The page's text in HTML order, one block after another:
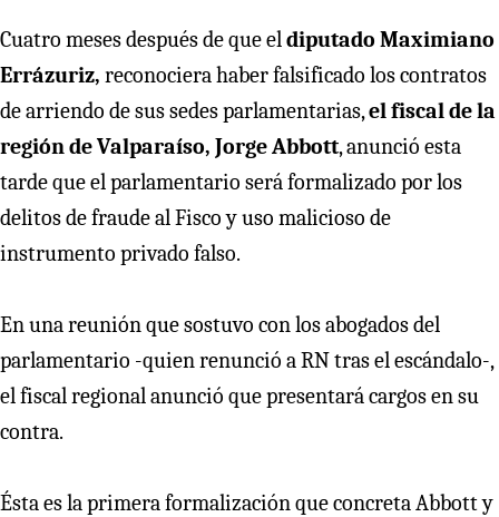
Cuatro meses después de que eldiputado Maximiano
Errázuriz, reconociera haber falsificado los contratos
de arriendo de sus sedes parlamentarias,el fiscal de la
región de Valparaíso, Jorge Abbott, anunció esta
tarde que el parlamentario será formalizado por los
delitos de fraude al Fisco y uso malicioso de
instrumento privado falso.
En una reunión que sostuvo con los abogados del
parlamentario -quien renunció a RN tras el escándalo-,
el fiscal regional anunció que presentará cargos en su
contra.
Ésta es la primera formalización que concreta Abbott y